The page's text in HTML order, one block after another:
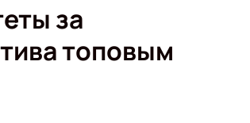
за
топовым